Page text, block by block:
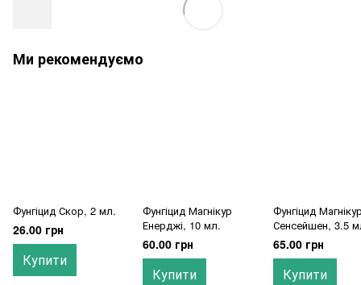
Ми рекомендуємо
Фунгіцид Скор, 2 мл.
26.00 грн
Купити
Фунгіцид Магнікур
Енерджі, 10 мл.
60.00 грн
Купити
Фунгіцид
Сенсейшен, 3.5
65.00 грн
Купити